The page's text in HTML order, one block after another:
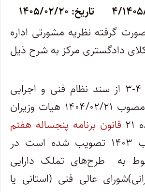
گرفته نظریه مشورتی اداره
دادگستری مرکز به شرح ذیل
۱- براساس بند ۴-۳ از سند نظام فنی و اجرایی
یکپارچه کشور مصوب ۱۴۰۴/۰۲/۲۱ هیات وزیران
قانون برنامه پنجساله هفتم
مصوب ۱۴۰۳ تصویب شده است در
به طرح‌های تملک دارایی
عالی فنی (استانی یا